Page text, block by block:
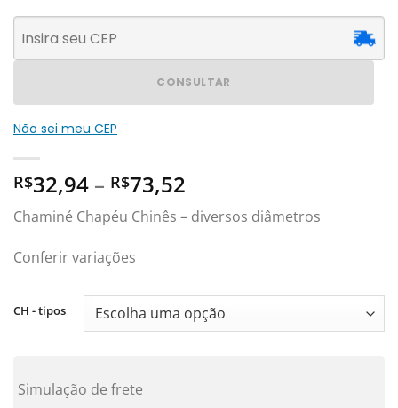
CONSULTAR
Não sei meu CEP
R$32,94 – R$73,52
range:
R$32,94
Chaminé Chapéu Chinês – diversos diâmetros
Conferir variações
CH - tipos
Simulação de frete